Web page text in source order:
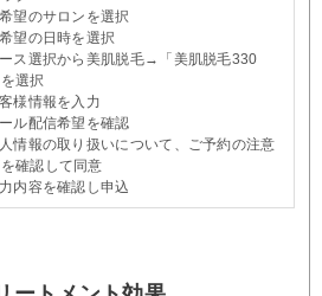
望のサロンを選択
望の日時を選択
ス選択から美肌脱毛→「美肌脱毛330
選択
様情報を入力
ル配信希望を確認
情報の取り扱いについて、ご予約の注意
確認して同意
内容を確認し申込